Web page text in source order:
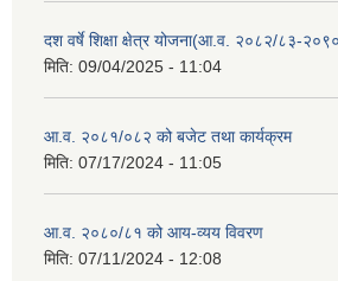
दश वर्षे शिक्षा क्षेत्र योजना(आ.व. २०८२/८३-
मिति: 09/04/2025 - 11:04
आ.व. २०८१/०८२ को बजेट तथा कार्यक्रम
मिति: 07/17/2024 - 11:05
आ.व. २०८०/८१ को आय-व्यय विवरण
मिति: 07/11/2024 - 12:08